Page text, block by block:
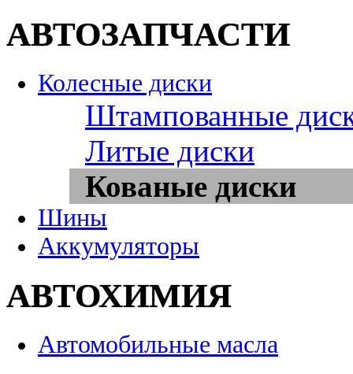
АВТОЗАПЧАСТИ
Колесные диски
Штампованные
Литые диски
Кованые диски
Шины
Аккумуляторы
АВТОХИМИЯ
Автомобильные масла